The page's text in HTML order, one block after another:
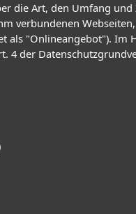
die Art, den Umfang
verbundenen
als "Onlineangebot").
4 der